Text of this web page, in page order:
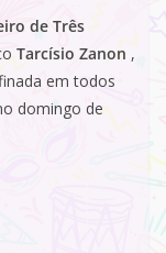
de Três
Tarcísio Zanon ,
em todos
domingo de